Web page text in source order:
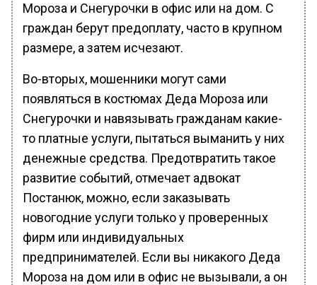
Мороза и Снегурочки в офис или на дом. С
граждан берут предоплату, часто в крупном
размере, а затем исчезают.
Во-вторых, мошенники могут сами
появляться в костюмах Деда Мороза или
Снегурочки и навязывать гражданам какие-
то платные услуги, пытаться выманить у них
денежные средства. Предотвратить такое
развитие событий, отмечает адвокат
Постанюк, можно, если заказывать
новогодние услуги только у проверенных
фирм или индивидуальных
предпринимателей. Если вы никакого Деда
Мороза на дом или в офис не вызывали, а он